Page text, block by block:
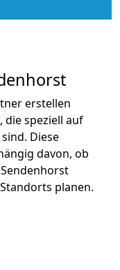
erstellen
die speziell auf
Diese
davon, ob
planen.